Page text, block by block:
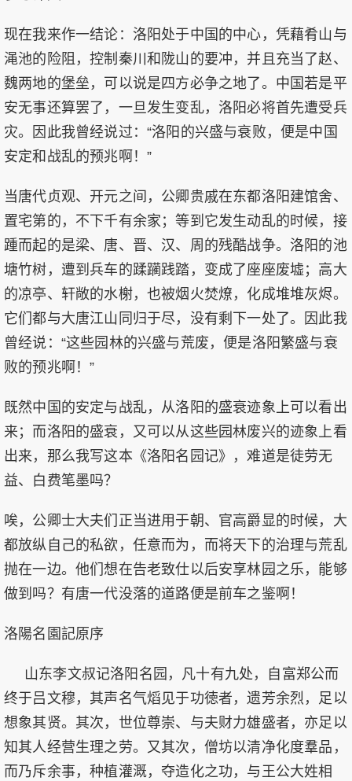
现在我来作一结论：洛阳处于中国的中心，凭藉肴山与
渑池的险阻，控制秦川和陇山的要冲，并且充当了赵、
魏两地的堡垒，可以说是四方必争之地了。中国若是平
安无事还算罢了，一旦发生变乱，洛阳必将首先遭受兵
灾。因此我曾经说过：“洛阳的兴盛与衰败，便是中国
安定和战乱的预兆啊！”
当唐代贞观、开元之间，公卿贵戚在东都洛阳建馆舍、
置宅第的，不下千有余家；等到它发生动乱的时候，接
踵而起的是梁、唐、晋、汉、周的残酷战争。洛阳的池
塘竹树，遭到兵车的蹂躏践踏，变成了座座废墟；高大
的凉亭、轩敞的水榭，也被烟火焚燎，化成堆堆灰烬。
它们都与大唐江山同归于尽，没有剩下一处了。因此我
曾经说：“这些园林的兴盛与荒废，便是洛阳繁盛与衰
败的预兆啊！”
既然中国的安定与战乱，从洛阳的盛衰迹象上可以看出
来；而洛阳的盛衰，又可以从这些园林废兴的迹象上看
出来，那么我写这本《洛阳名园记》，难道是徒劳无
益、白费笔墨吗？
唉，公卿士大夫们正当进用于朝、官高爵显的时候，大
都放纵自己的私欲，任意而为，而将天下的治理与荒乱
抛在一边。他们想在告老致仕以后安享林园之乐，能够
做到吗？有唐一代没落的道路便是前车之鉴啊！
洛陽名園記原序
山东李文叔记洛阳名园，凡十有九处，自富郑公而
终于吕文穆，其声名气熖见于功徳者，遗芳余烈，足以
想象其贤。其次，世位尊崇、与夫财力雄盛者，亦足以
知其人经营生理之劳。又其次，僧坊以清净化度羣品，
而乃斥余事，种植灌溉，夺造化之功，与王公大姓相